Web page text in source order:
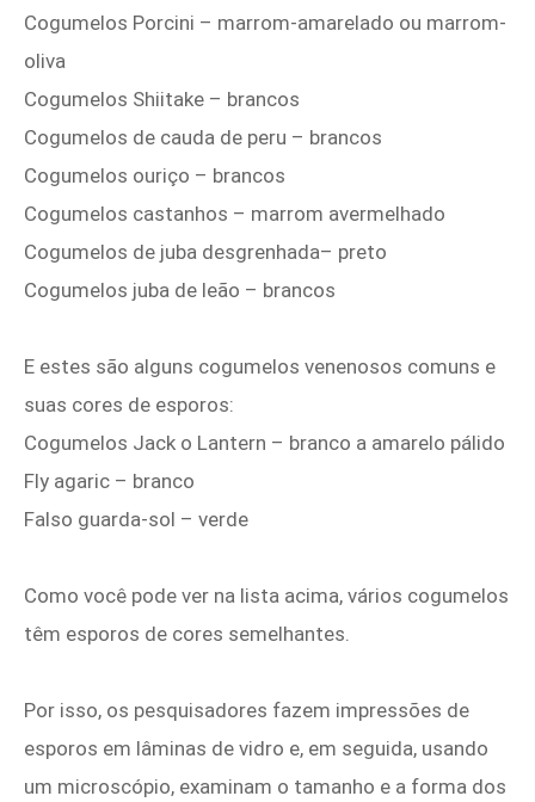
Cogumelos Porcini – marrom-amarelado ou marrom-
oliva
Cogumelos Shiitake – brancos
Cogumelos de cauda de peru – brancos
Cogumelos ouriço – brancos
Cogumelos castanhos – marrom avermelhado
Cogumelos de juba desgrenhada– preto
Cogumelos juba de leão – brancos
E estes são alguns cogumelos venenosos comuns e
suas cores de esporos:
Cogumelos Jack o Lantern – branco a amarelo pálido
Fly agaric – branco
Falso guarda-sol – verde
Como você pode ver na lista acima, vários cogumelos
têm esporos de cores semelhantes.
Por isso, os pesquisadores fazem impressões de
esporos em lâminas de vidro e, em seguida, usando
um microscópio, examinam o tamanho e a forma dos